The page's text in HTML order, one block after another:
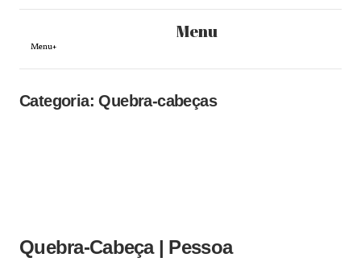
Norte
a
Sul
Menu
Menu+
Categoria:Quebra-cabeças
Quebra-Cabeça | Pessoa